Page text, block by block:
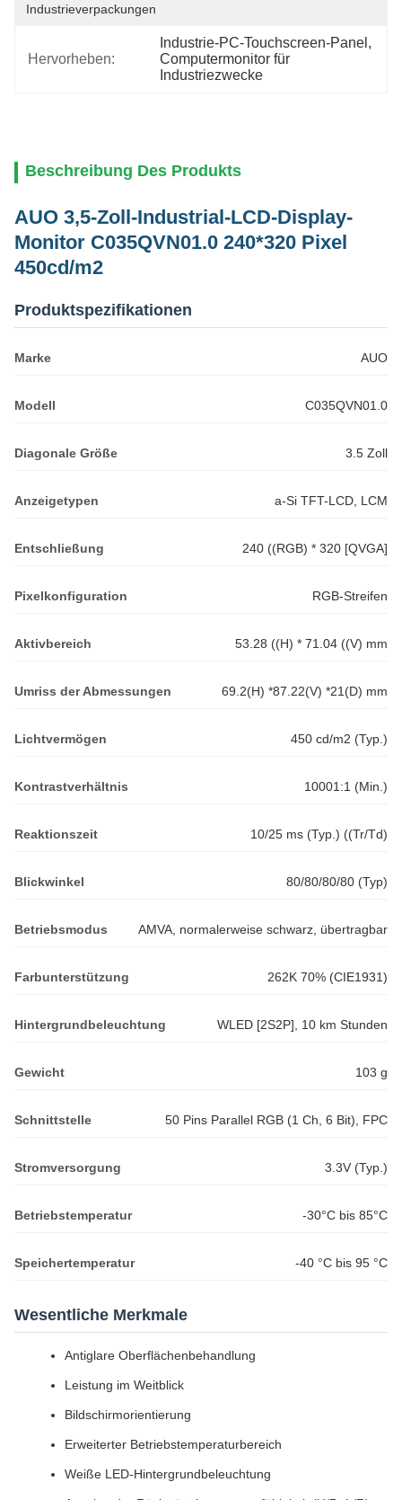
Industrieverpackungen
Hervorheben:
Industrie-PC-Touchscreen-Panel
Computermonitor für
Industriezwecke
Beschreibung Des Produkts
AUO 3,5-Zoll-Industrial-LCD-Display-
Monitor C035QVN01.0 240*320 Pixel
450cd/m2
Produktspezifikationen
Marke AUO
Modell C035QVN01.0
Diagonale Größe 3.5 Zoll
Anzeigetypen a-Si TFT-LCD, LCM
Entschließung 240 ((RGB) * 320 [QVGA]
Pixelkonfiguration RGB-Streifen
Aktivbereich 53.28 ((H) * 71.04 ((V) mm
Umriss der Abmessungen 69.2(H) *87.22(V) *21(D) mm
Lichtvermögen 450 cd/m2 (Typ.)
Kontrastverhältnis 10001:1 (Min.)
Reaktionszeit 10/25 ms (Typ.) ((Tr/Td)
Blickwinkel 80/80/80/80 (Typ)
Betriebsmodus AMVA, normalerweise schwarz, übertragbar
Farbunterstützung 262K 70% (CIE1931)
Hintergrundbeleuchtung WLED [2S2P], 10 km Stunden
Gewicht 103 g
Schnittstelle 50 Pins Parallel RGB (1 Ch, 6 Bit), FPC
Stromversorgung 3.3V (Typ.)
Betriebstemperatur -30°C bis 85°C
Speichertemperatur -40 °C bis 95 °C
Wesentliche Merkmale
Antiglare Oberflächenbehandlung
Leistung im Weitblick
Bildschirmorientierung
Erweiterter Betriebstemperaturbereich
Weiße LED-Hintergrundbeleuchtung